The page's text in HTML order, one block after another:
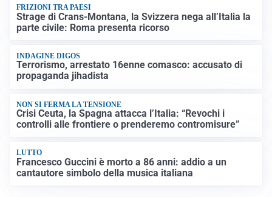
FRIZIONI TRA PAESI
Strage di Crans-Montana, la Svizzera nega all’Italia la
parte civile: Roma presenta ricorso
INDAGINE DIGOS
Terrorismo, arrestato 16enne comasco: accusato di
propaganda jihadista
NON SI FERMA LA TENSIONE
Crisi Ceuta, la Spagna attacca l’Italia: “Revochi i
controlli alle frontiere o prenderemo contromisure”
LUTTO
Francesco Guccini è morto a 86 anni: addio a un
cantautore simbolo della musica italiana